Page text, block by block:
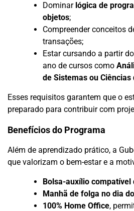
Dominar lógica de
objetos;
Compreender conceitos
transações;
Estar cursando a partir
ano de cursos como
de Sistemas ou Ciências
Esses requisitos garantem que o
preparado para contribuir com
Benefícios do Programa
Além de aprendizado prático, a
que valorizam o bem-estar e a
Bolsa-auxílio compatível
Manhã de folga no dia
100% Home Office,